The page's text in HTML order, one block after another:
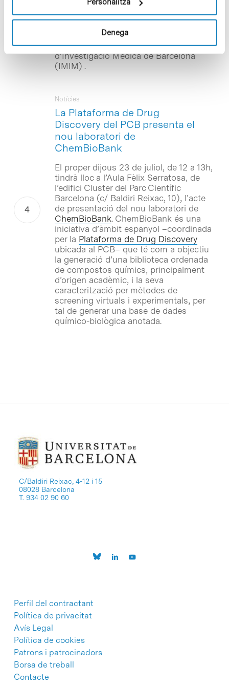
Personalitza
Denega
de la Plataforma de Screening de la
Universidade de Santiago de
director del programa d’Informàtica
Biomèdica de l’Institut Municipal
d’Investigació Mèdica de Barcelona
(IMIM) .
La Plataforma de Drug
Discovery del PCB presenta el
nou laboratori de
ChemBioBank
Notícies
El proper dijous 23 de juliol, de 12 a 13h,
tindrà lloc a l’Aula Fèlix Serratosa, de
l’edifici Cluster del Parc Científic
Barcelona (c/ Baldiri Reixac, 10), l’acte
de presentació del nou laboratori de
ChemBioBank. ChemBioBank és una
iniciativa d’àmbit espanyol –coordinada
per la Plataforma de Drug Discovery
ubicada al PCB– que té com a objectiu
la generació d’una biblioteca ordenada
de compostos químics, principalment
d’origen acadèmic, i la seva
caracterització per mètodes de
screening virtuals i experimentals, per
tal de generar una base de dades
químico-biològica anotada.
C/Baldiri Reixac, 4-12 i 15
08028 Barcelona
T. 934 02 90 60
Perfil del contractant
Política de privacitat
Avís Legal
Política de cookies
Patrons i patrocinadors
Borsa de treball
Contacte